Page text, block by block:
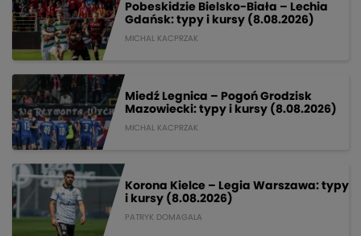
Pobeskidzie Bielsko-Biała – Lechia
Gdańsk: typy i kursy (8.08.2026)
MICHAL KACPRZAK
Miedź Legnica – Pogoń Grodzisk
Mazowiecki: typy i kursy (8.08.2026)
MICHAL KACPRZAK
Korona Kielce – Legia Warszawa: typy
i kursy (8.08.2026)
PATRYK DOMAGALA